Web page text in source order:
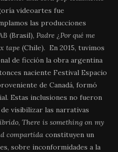
videoartes fue
las producciones
(Brasil), Padre ¿Por qué me
tape (Chile). En 2015, tuvimos
de ficción la obra argentina
naciente Festival Espacio
de Canadá, formó
Estas inclusiones no fueron
visibilizar las narrativas
, There is something on my
compartida constituyen un
sobre inconformidades a la